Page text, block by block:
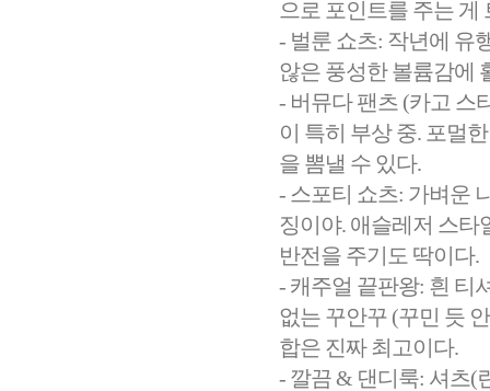
으로 포인트를 주는 게
- 벌룬 쇼츠: 작년에 유
않은 풍성한 볼륨감에
- 버뮤다 팬츠 (카고 스
이 특히 부상 중. 포멀
을 뽐낼 수 있다.
- 스포티 쇼츠: 가벼운
징이야. 애슬레저 스타
반전을 주기도 딱이다.
- 캐주얼 끝판왕: 흰 티
없는 꾸안꾸 (꾸민 듯
합은 진짜 최고이다.
- 깔끔 & 댄디룩: 셔츠(